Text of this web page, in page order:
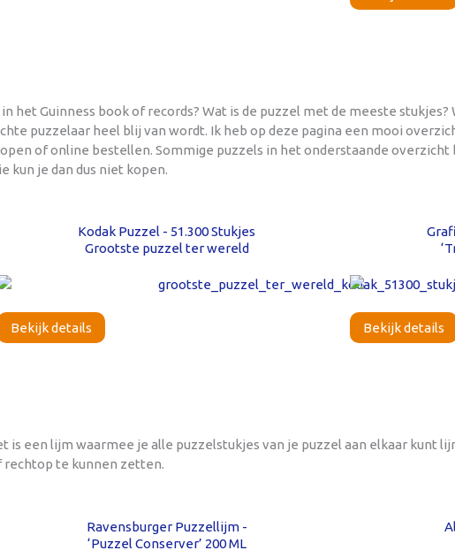
het Guinness book of records? Wat is de puzzel met de meeste
puzzelaar heel blij van wordt. Ik heb op deze pagina een mooi
of online bestellen. Sommige puzzels in het onderstaande
kun je dan dus niet kopen.
Kodak Puzzel - 51.300 Stukjes
Grootste puzzel ter wereld
Bekijk details Bekijk details
een lijm waarmee je alle puzzelstukjes van je puzzel aan elkaar kunt
rechtop te kunnen zetten.
Ravensburger Puzzellijm -
‘Puzzel Conserver’ 200 ML